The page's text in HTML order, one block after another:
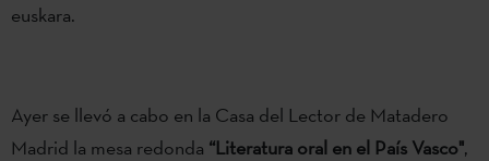
euskara.
Ayer se llevó a cabo en la Casa del Lector de Matadero
Madrid la mesa redonda “Literatura oral en el País Vasco",